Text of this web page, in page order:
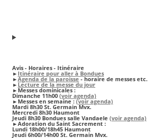
Avis - Horaires - Itinéraire
► Itinéraire pour aller à Bondues
► Agenda de la paroisse- horaire de messes etc.
► Lecture de la messe du jour
► Messes dominicales:
Dimanche 11h00 (voir agenda)
► Messes en semaine : (voir agenda)
Mardi 8h30 St. Germain Mvx.
Mercredi 8h30 Haumont
Jeudi 8h30 Bondues salle Vandaele (voir agenda)
►Adoration du Saint Sacrement :
Lundi 18h00/18h45 Haumont
Jeudi 6h00/14h00 St. Germain Mvx.